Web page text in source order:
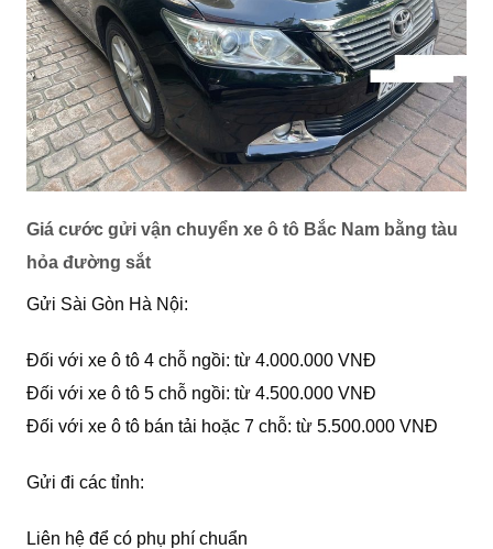
Giá cước gửi vận chuyển xe ô tô Bắc Nam bằng tàu
hỏa đường sắt
Gửi Sài Gòn Hà Nội:
Đối với xe ô tô 4 chỗ ngồi: từ 4.000.000 VNĐ
Đối với xe ô tô 5 chỗ ngồi: từ 4.500.000 VNĐ
Đối với xe ô tô bán tải hoặc 7 chỗ: từ 5.500.000 VNĐ
Gửi đi các tỉnh:
Liên hệ để có phụ phí chuẩn